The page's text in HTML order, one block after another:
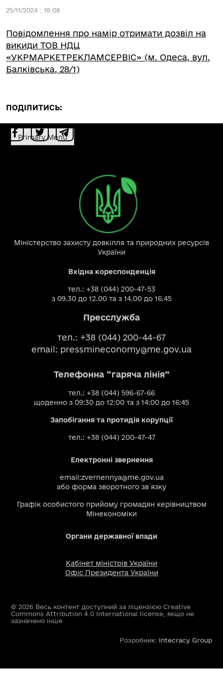
25/11/2024 : 18:08
Повідомлення про намір отримати дозвіл на
викиди ТОВ НДЦ
«УКРМАРКЕТРЕКЛАМСЕРВІС» (м. Одеса, вул.
Балківська, 28/1)
ПОДІЛИТИСЬ:
Primary Menu
Міністерство захисту довкілля та природних ресурсів
України
Вхідна кореспонденція
тел.: +38 (044) 200-47-53
з 09.30 до 12.00 та з 14.00 до 16.45
Пресслужба
тел.: +38 (044) 200-44-67
email: pressmineconomy@me.gov.ua
Телефонна “гаряча лінія”
тел.: +38 (044) 596-67-66
щоденно з 09:30 до 12:00 та з 14:00 до 16:45
Запобігання та протидія корупції
тел.: +38 (044) 200-47-47
Електронні звернення
email:zvernennya@me.gov.ua
або форма зворотного зв`язку
Графік особистого прийому громадян керівництвом
Мінекономіки
Органи державної влади
Кабінет міністрів України
Офіс Президента України
© 2026 Весь контент доступний за ліцензією Creative
Commons Attribution 4.0 International license, якщо не
зазначено інше
Розробник: Intecracy Group